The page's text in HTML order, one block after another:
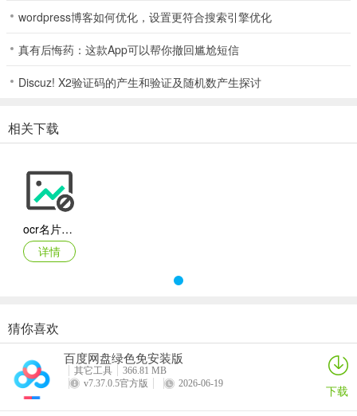
wordpress博客如何优化，设置更符合搜索引擎优化
真有后悔药：这款App可以帮你撤回尴尬短信
Discuz! X2验证码的产生和验证及随机数产生探讨
相关下载
ocr名片识别
详情
猜你喜欢
百度网盘绿色免安装版
其它工具
366.81 MB
v7.37.0.5官方版
2026-06-19 下载